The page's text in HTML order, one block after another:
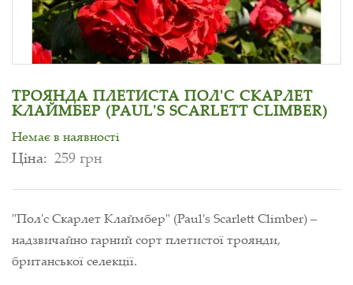
ТРОЯНДА ПЛЕТИСТА ПОЛ'С СКАРЛЕТ
КЛАЙМБЕР (PAUL'S SCARLETT CLIMBER)
Немає в наявності
Ціна: 259 грн
"Пол'с Скарлет Клаймбер" (Paul's Scarlett Climber) –
надзвичайно гарний сорт плетистої троянди,
британської селекції.